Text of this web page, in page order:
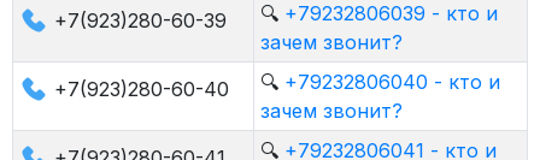
+7(923)280-60-39
🔍 +79232806039 - кто и
зачем звонит?
+7(923)280-60-40
🔍 +79232806040 - кто и
зачем звонит?
🔍 +79232806041 - кто и